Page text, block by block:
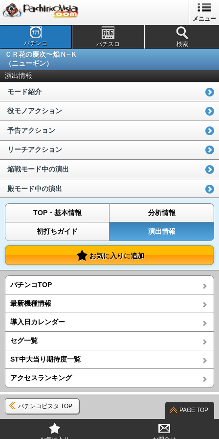
メニュー
パチンコ パチスロ 検索
ＣＲ花の慶次〜焔Ｎ−Ｋ
（ニューギン）
演出情報
モード紹介
役モノアクション
予告アクション
リーチアクション
焔戦モード中の演出
殿モード中の演出
TOP・基本情報 分析情報
初打ちガイド 演出情報
お気に入りに追加
パチンコTOP
最新機種情報
導入日カレンダー
セグ一覧
ST中大当り期待度一覧
アクセスランキング
パチンコビスタ TOP
PAGE TOP